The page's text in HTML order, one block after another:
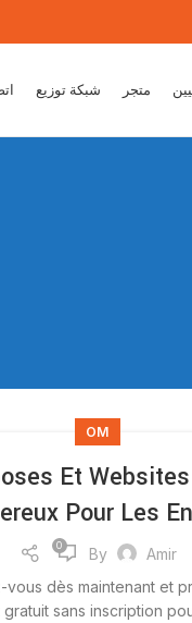
متجر شبكة توزيع
OM
Et
Pour Les
By Amir
0
vous dès maintenant et
sans inscription